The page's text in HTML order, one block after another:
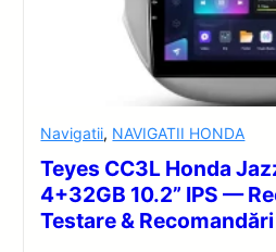
Navigatii, NAVIGATII HONDA
Teyes CC3L Honda
4+32GB 10.2” IPS —
Testare & Recomandări